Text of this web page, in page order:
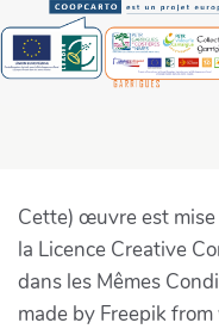
Cette) œuvre est
la Licence Creative
dans les Mêmes
made by Freepik